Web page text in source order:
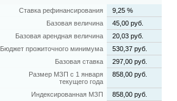
Ставка рефинансирования
9,25 %
Базовая величина
45,00 руб.
Базовая арендная величина
20,03 руб.
Бюджет прожиточного минимума
530,37 руб.
Базовая ставка
297,00 руб.
Размер МЗП с 1 января
текущего года
858,00 руб.
Индексированная МЗП
858,00 руб.